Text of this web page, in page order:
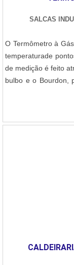
SALCAS
O Termômetro à
temperaturade
de medição é feito
bulbo e o Bourdon,
diminuição de